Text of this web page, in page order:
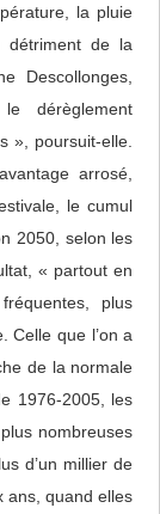
la pluie
détriment de la
Descollonges,
dérèglement
», poursuit-elle.
arrosé,
le cumul
2050, selon les
« partout en
plus
Celle que l’on a
de la normale
1976-2005, les
nombreuses
d’un millier de
ans, quand elles